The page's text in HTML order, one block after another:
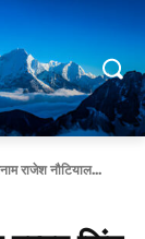
राजेश नौटियाल...